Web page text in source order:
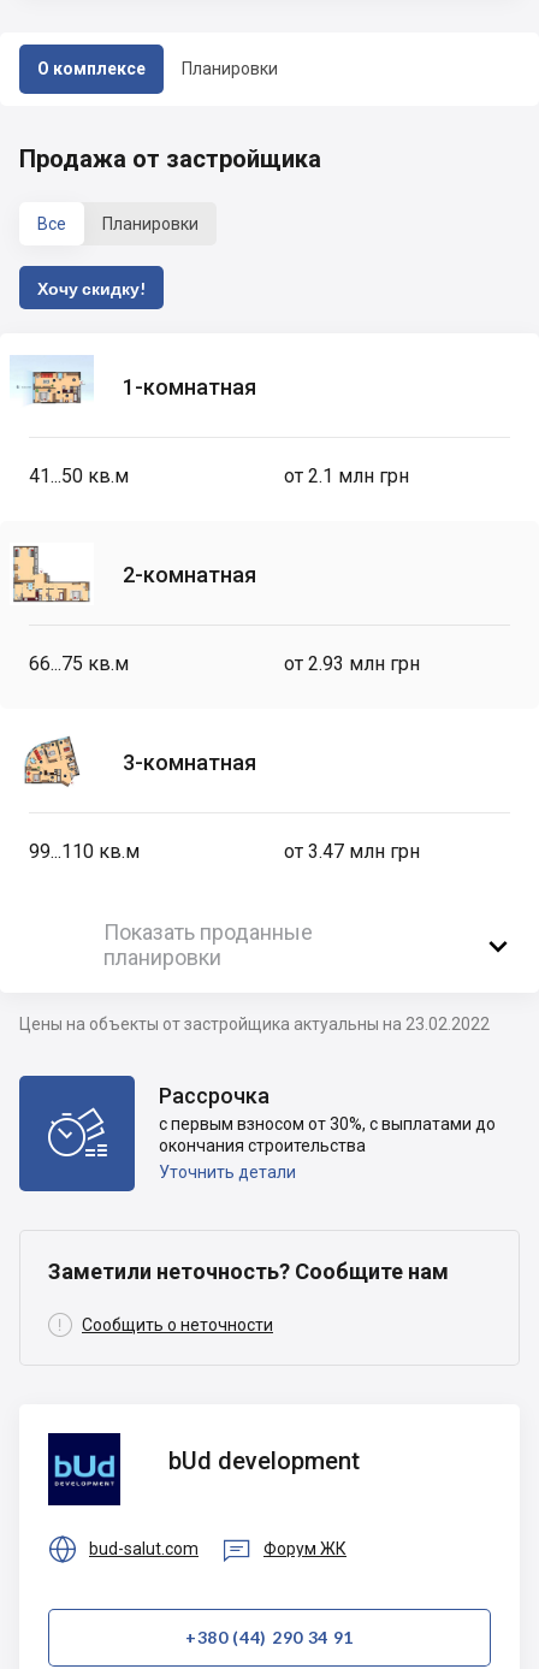
О комплексе Планировки
Продажа от застройщика
Все Планировки
Хочу скидку!
1-комнатная
41...50 кв.м от 2.1 млн грн
2-комнатная
66...75 кв.м от 2.93 млн грн
3-комнатная
99...110 кв.м от 3.47 млн грн
Показать проданные
планировки

Цены на объекты от застройщика актуальны на 23.02.2022

Рассрочка
с первым взносом от 30%, с выплатами до
окончания строительства
Уточнить детали
Заметили неточность? Сообщите нам
 Сообщить о неточности
development
bUd development
 bud-salut.com  Форум ЖК
+380 (44) 290 34 91